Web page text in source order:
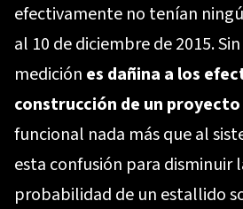
efectivamente no tenían
al 10 de diciembre de 2015.
medición es dañina a los
construcción de un proyecto
funcional nada más que al
esta confusión para disminuir
probabilidad de un estallido